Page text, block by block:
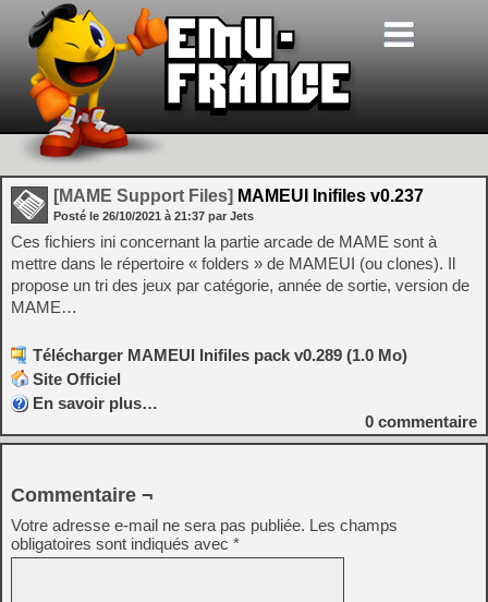
[MAME Support Files] MAMEUI Inifiles v0.237
Posté le 26/10/2021 à 21:37 par Jets
Ces fichiers ini concernant la partie arcade de MAME sont à
mettre dans le répertoire « folders » de MAMEUI (ou clones). Il
propose un tri des jeux par catégorie, année de sortie, version de
MAME…
Télécharger MAMEUI Inifiles pack v0.289 (1.0 Mo)
Site Officiel
En savoir plus…
0 commentaire
Commentaire ¬
Votre adresse e-mail ne sera pas publiée. Les champs
obligatoires sont indiqués avec *